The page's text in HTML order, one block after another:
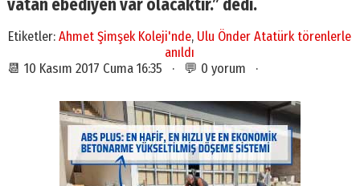
vatan ebediyen var olacaktır.” dedi.
Etiketler:Ahmet Şimşek Koleji'nde, Ulu Önder Atatürk törenlerle
anıldı
📆 10 Kasım 2017 Cuma 16:35 · 💬 0 yorum ·